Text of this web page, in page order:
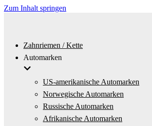
Zum Inhalt springen
Zahnriemen / Kette
Automarken
US-amerikanische Automarken
Norwegische Automarken
Russische Automarken
Afrikanische Automarken